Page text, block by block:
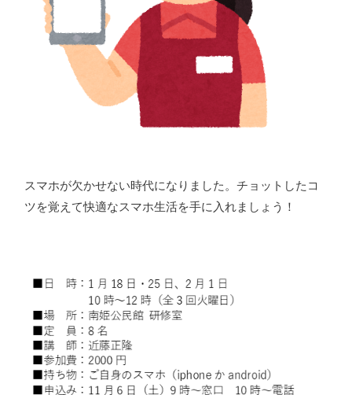
スマホが欠かせない時代になりました。チョットしたコ
ツを覚えて快適なスマホ生活を手に入れましょう！